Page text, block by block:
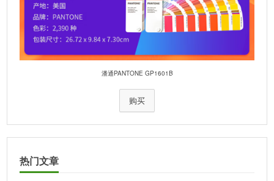
潘通PANTONE GP1601B
购买
热门文章